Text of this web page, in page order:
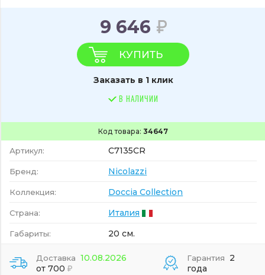
Код товара: 34647
Артикул: C7135CR
Бренд: Nicolazzi
Коллекция: Doccia Collection
Страна: Италия
Габариты: 20 см.
9 646
КУПИТЬ
Заказать в 1 клик
В НАЛИЧИИ
Доставка 10.08.2026
от 700
Гарантия
2
года